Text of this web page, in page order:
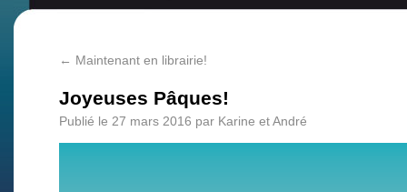
← Maintenant en librairie!
Joyeuses Pâques!
Publié le 27 mars 2016 par Karine et André